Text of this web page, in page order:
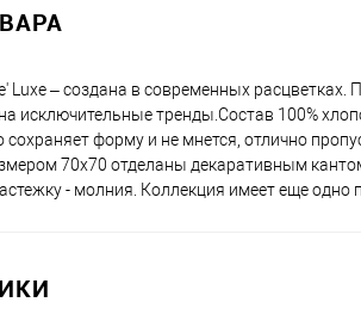
Luxe – создана в современных
исключительные тренды.Состав 100%
сохраняет форму и не мнется, отлично
70х70 отделаны декаративным
- молния. Коллекция имеет еще одно